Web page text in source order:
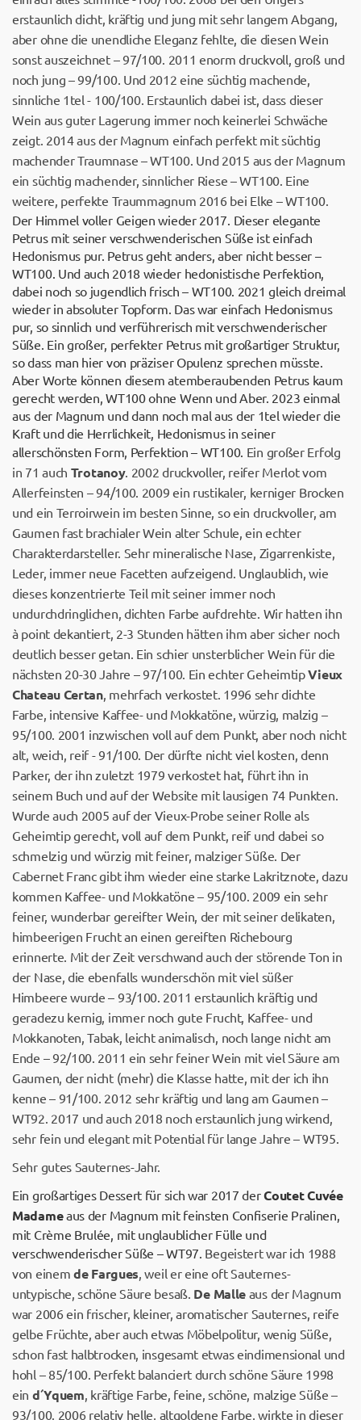
erstaunlich dicht, kräftig und jung mit sehr langem Abgang,
aber ohne die unendliche Eleganz fehlte, die diesen Wein
sonst auszeichnet – 97/100. 2011 enorm druckvoll, groß und
noch jung – 99/100. Und 2012 eine süchtig machende,
sinnliche 1tel - 100/100. Erstaunlich dabei ist, dass dieser
Wein aus guter Lagerung immer noch keinerlei Schwäche
zeigt. 2014 aus der Magnum einfach perfekt mit süchtig
machender Traumnase – WT100. Und 2015 aus der Magnum
ein süchtig machender, sinnlicher Riese – WT100. Eine
weitere, perfekte Traummagnum 2016 bei Elke – WT100.
Der Himmel voller Geigen wieder 2017. Dieser elegante
Petrus mit seiner verschwenderischen Süße ist einfach
Hedonismus pur. Petrus geht anders, aber nicht besser –
WT100. Und auch 2018 wieder hedonistische Perfektion,
dabei noch so jugendlich frisch – WT100. 2021 gleich dreimal
wieder in absoluter Topform. Das war einfach Hedonismus
pur, so sinnlich und verführerisch mit verschwenderischer
Süße. Ein großer, perfekter Petrus mit großartiger Struktur,
so dass man hier von präziser Opulenz sprechen müsste.
Aber Worte können diesem atemberaubenden Petrus kaum
gerecht werden, WT100 ohne Wenn und Aber. 2023 einmal
aus der Magnum und dann noch mal aus der 1tel wieder die
Kraft und die Herrlichkeit, Hedonismus in seiner
allerschönsten Form, Perfektion – WT100. Ein großer Erfolg
in 71 auch Trotanoy. 2002 druckvoller, reifer Merlot vom
Allerfeinsten – 94/100. 2009 ein rustikaler, kerniger Brocken
und ein Terroirwein im besten Sinne, so ein druckvoller, am
Gaumen fast brachialer Wein alter Schule, ein echter
Charakterdarsteller. Sehr mineralische Nase, Zigarrenkiste,
Leder, immer neue Facetten aufzeigend. Unglaublich, wie
dieses konzentrierte Teil mit seiner immer noch
undurchdringlichen, dichten Farbe aufdrehte. Wir hatten ihn
à point dekantiert, 2-3 Stunden hätten ihm aber sicher noch
deutlich besser getan. Ein schier unsterblicher Wein für die
nächsten 20-30 Jahre – 97/100. Ein echter GeheimtipVieux
Chateau Certan, mehrfach verkostet. 1996 sehr dichte
Farbe, intensive Kaffee- und Mokkatöne, würzig, malzig –
95/100. 2001 inzwischen voll auf dem Punkt, aber noch nicht
alt, weich, reif - 91/100. Der dürfte nicht viel kosten, denn
Parker, der ihn zuletzt 1979 verkostet hat, führt ihn in
seinem Buch und auf der Website mit lausigen 74 Punkten.
Wurde auch 2005 auf der Vieux-Probe seiner Rolle als
Geheimtip gerecht, voll auf dem Punkt, reif und dabei so
schmelzig und würzig mit feiner, malziger Süße. Der
Cabernet Franc gibt ihm wieder eine starke Lakritznote, dazu
kommen Kaffee- und Mokkatöne – 95/100. 2009 ein sehr
feiner, wunderbar gereifter Wein, der mit seiner delikaten,
himbeerigen Frucht an einen gereiften Richebourg
erinnerte. Mit der Zeit verschwand auch der störende Ton in
der Nase, die ebenfalls wunderschön mit viel süßer
Himbeere wurde – 93/100. 2011 erstaunlich kräftig und
geradezu kernig, immer noch gute Frucht, Kaffee- und
Mokkanoten, Tabak, leicht animalisch, noch lange nicht am
Ende – 92/100. 2011 ein sehr feiner Wein mit viel Säure am
Gaumen, der nicht (mehr) die Klasse hatte, mit der ich ihn
kenne – 91/100. 2012 sehr kräftig und lang am Gaumen –
WT92. 2017 und auch 2018 noch erstaunlich jung wirkend,
sehr fein und elegant mit Potential für lange Jahre – WT95.
Sehr gutes Sauternes-Jahr.
Ein großartiges Dessert für sich war 2017 derCoutet Cuvée
Madameaus der Magnum mit feinsten Confiserie Pralinen,
mit Crème Brulée, mit unglaublicher Fülle und
verschwenderischer Süße – WT97. Begeistert war ich 1988
von einem de Fargues, weil er eine oft Sauternes-
untypische, schöne Säure besaß. De Malle aus der Magnum
war 2006 ein frischer, kleiner, aromatischer Sauternes, reife
gelbe Früchte, aber auch etwas Möbelpolitur, wenig Süße,
schon fast halbtrocken, insgesamt etwas eindimensional und
hohl – 85/100. Perfekt balanciert durch schöne Säure 1998
ein d´Yquem, kräftige Farbe, feine, schöne, malzige Süße –
93/100. 2006 relativ helle, altgoldene Farbe, wirkte in dieser